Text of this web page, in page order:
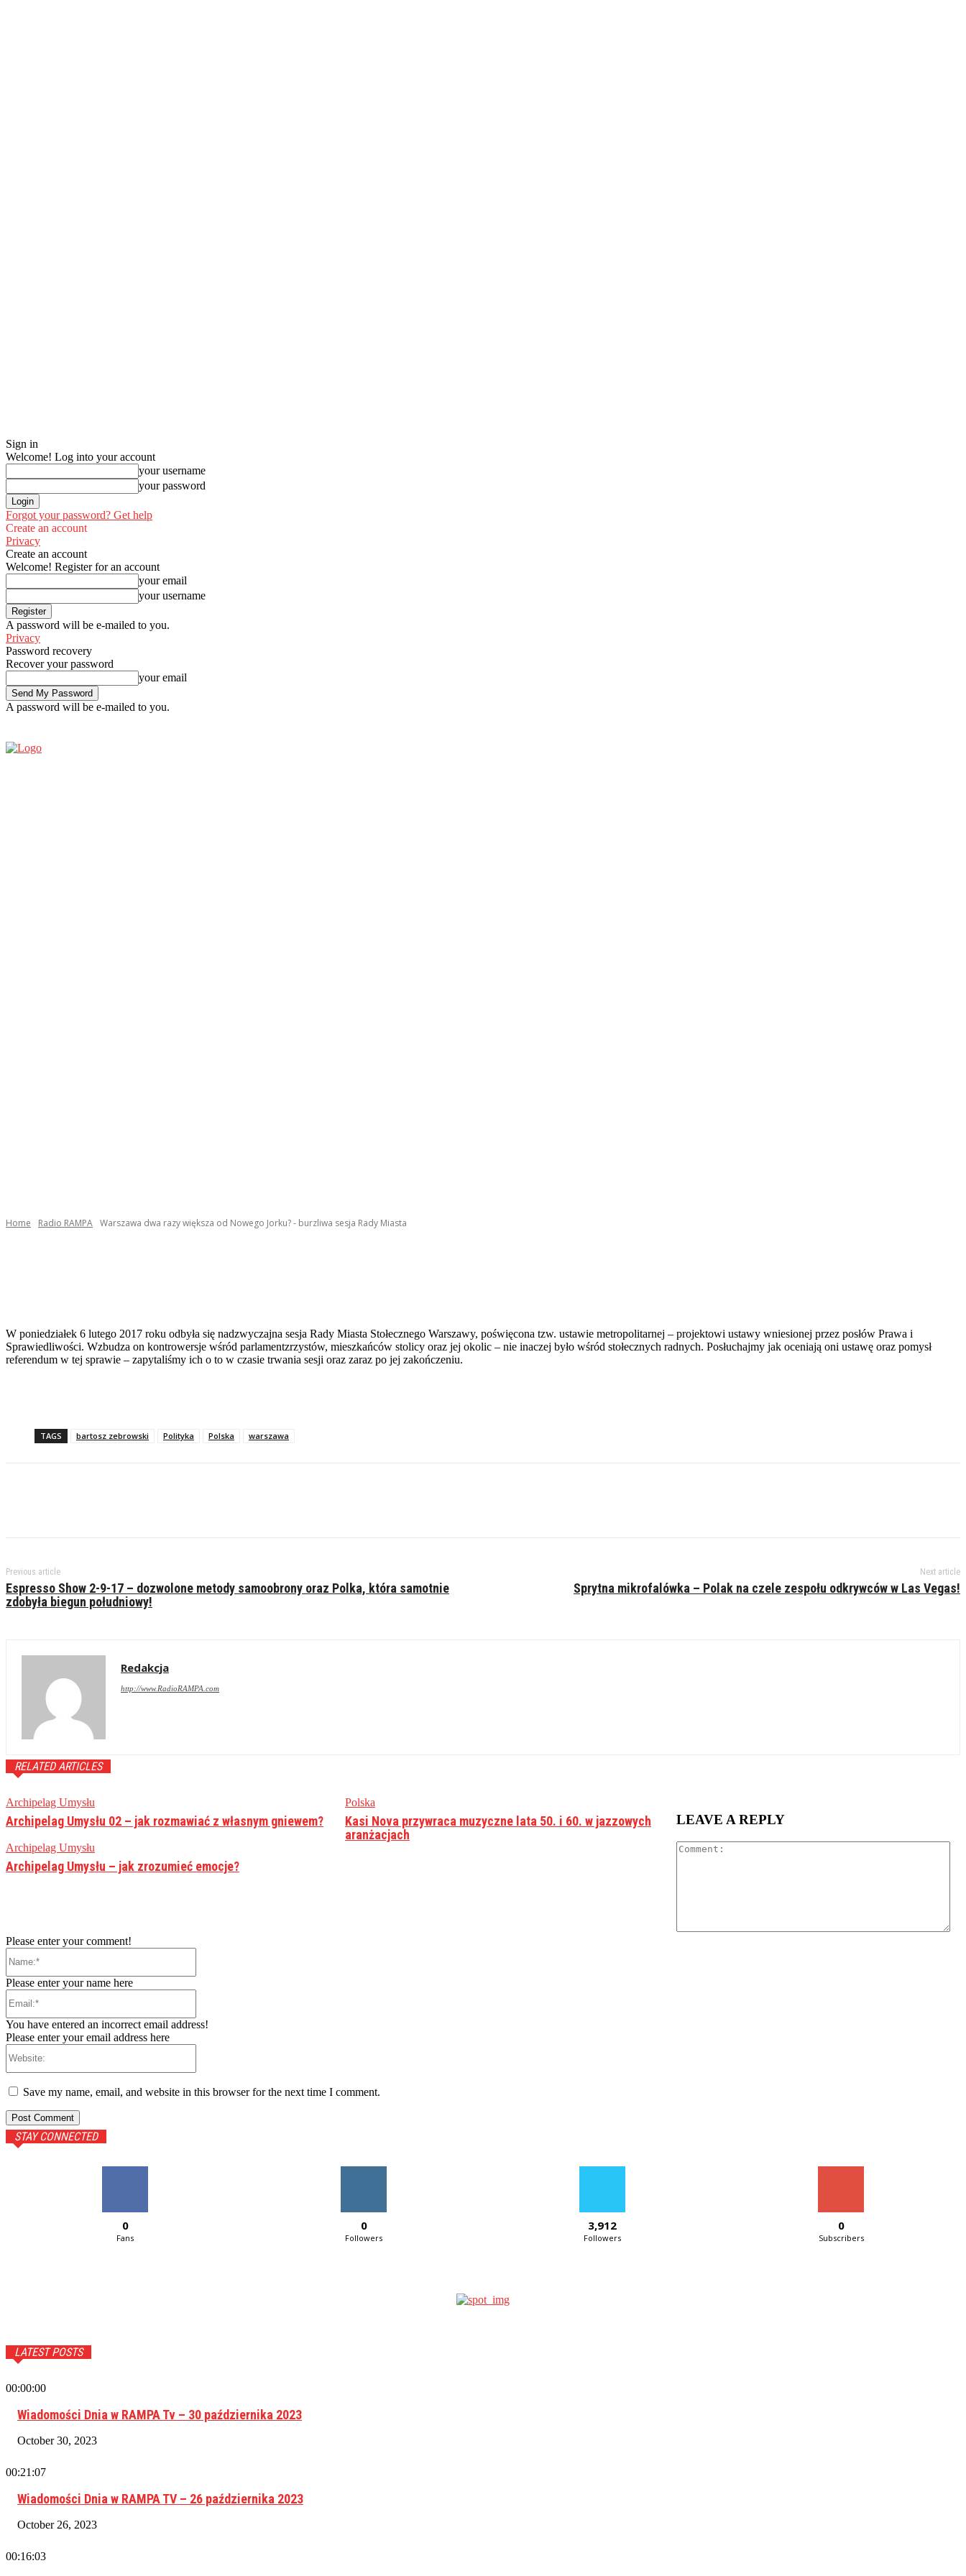
Sign in
Welcome! Log into your account
your username
your password
Forgot your password? Get help
Create an account
Privacy
Create an account
Welcome! Register for an account
your email
your username
A password will be e-mailed to you.
Privacy
Password recovery
Recover your password
your email
A password will be e-mailed to you.
Home Radio RAMPA Warszawa dwa razy większa od Nowego Jorku? - burzliwa sesja Rady Miasta
W poniedziałek 6 lutego 2017 roku odbyła się nadzwyczajna sesja Rady Miasta Stołecznego Warszawy, poświęcona tzw. ustawie metropolitarnej – projektowi ustawy wniesionej przez posłów Prawa i
Sprawiedliwości. Wzbudza on kontrowersje wśród parlamentzrzystów, mieszkańców stolicy oraz jej okolic – nie inaczej było wśród stołecznych radnych. Posłuchajmy jak oceniają oni ustawę oraz pomysł
referendum w tej sprawie – zapytaliśmy ich o to w czasie trwania sesji oraz zaraz po jej zakończeniu.
TAGS bartosz zebrowski Polityka Polska warszawa
Previous article
Espresso Show 2-9-17 – dozwolone metody samoobrony oraz Polka, która samotnie
zdobyła biegun południowy!
Next article
Sprytna mikrofalówka – Polak na czele zespołu odkrywców w Las Vegas!
Redakcja
http://www.RadioRAMPA.com
RELATED ARTICLES
Archipelag Umysłu
Archipelag Umysłu 02 – jak rozmawiać z własnym gniewem?
Polska
Kasi Nova przywraca muzyczne lata 50. i 60. w jazzowych
aranżacjach
Archipelag Umysłu
Archipelag Umysłu – jak zrozumieć emocje?
LEAVE A REPLY
Please enter your comment!
Please enter your name here
You have entered an incorrect email address!
Please enter your email address here
Save my name, email, and website in this browser for the next time I comment.
STAY CONNECTED
0
Fans
0
Followers
3,912
Followers
0
Subscribers
LATEST POSTS
00:00:00
Wiadomości Dnia w RAMPA Tv – 30 października 2023
October 30, 2023
00:21:07
Wiadomości Dnia w RAMPA TV – 26 października 2023
October 26, 2023
00:16:03